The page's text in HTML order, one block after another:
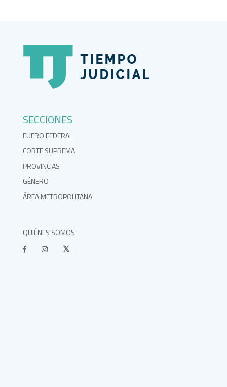
SECCIONES
FUERO FEDERAL
CORTE SUPREMA
PROVINCIAS
GÉNERO
ÁREA METROPOLITANA
QUIÉNES SOMOS